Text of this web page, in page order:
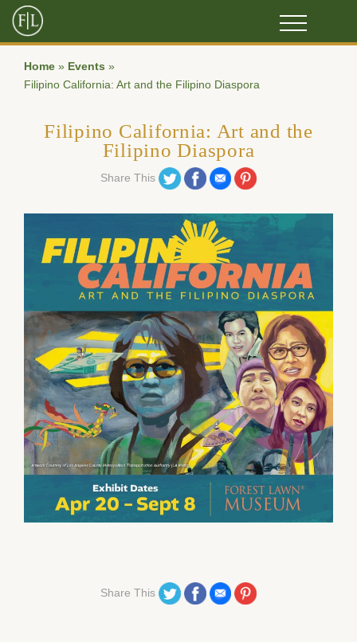
Home » Events »
Filipino California: Art and the Filipino Diaspora
Filipino California: Art and the
Filipino Diaspora
Share This Share on Twitter
Share on Facebook
Share on Email
Share on Pinterest
Share This Share on Twitter
Share on Facebook
Share on Email
Share on Pinterest